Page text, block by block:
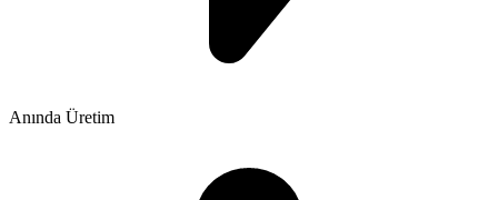
Anında Üretim